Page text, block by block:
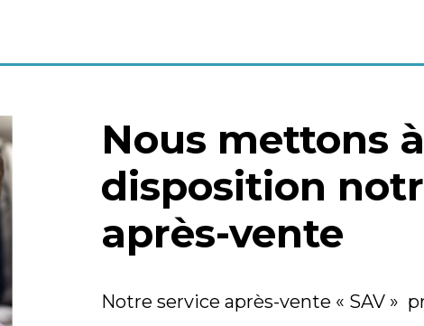
Nous mettons
disposition
après-vente
Notre service après-vente « SAV »